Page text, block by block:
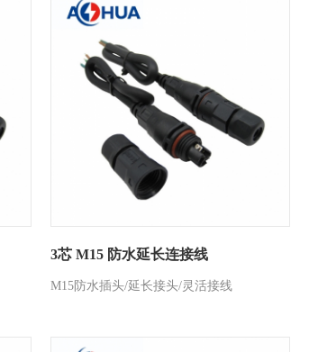
3芯 M15 防水延长连接线
M15防水插头/延长接头/灵活接线